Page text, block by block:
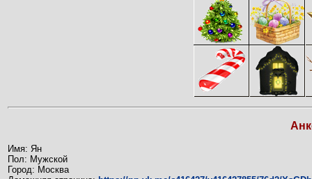
Имя: Ян
Пол: Мужской
Город: Москва